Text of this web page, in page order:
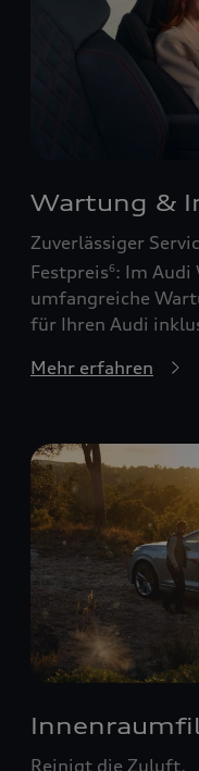
Wartung &
Zuverlässiger
Festpreis6: Im Audi
umfangreiche
für Ihren Audi
Mehr erfahren
Reinigt die Zuluft.